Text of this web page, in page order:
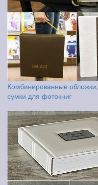
Комбинированные обложки,
сумки для фотокниг